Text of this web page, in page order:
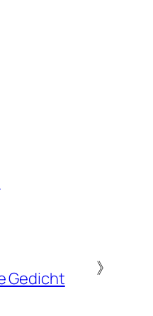
Gedicht
》